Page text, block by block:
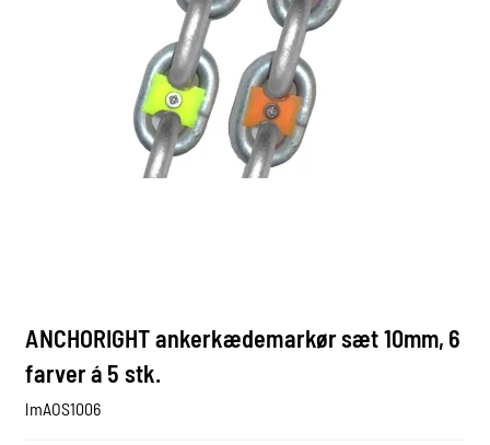
ANCHORIGHT ankerkædemarkør sæt 10mm, 6
farver á 5 stk.
lmAOS1006